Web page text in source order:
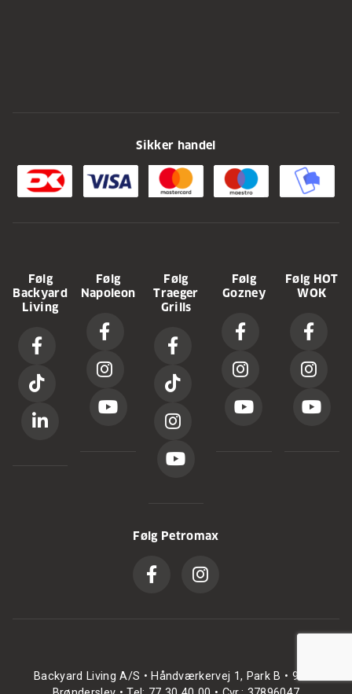
Sikker handel
Følg
Backyard
Living
Følg
Napoleon
Følg
Traeger
Grills
Følg
Gozney
Følg HOT
WOK
Følg Petromax
Backyard Living A/S • Håndværkervej 1, Park B • 9700